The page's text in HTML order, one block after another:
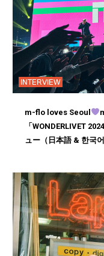
INTERVIEW
m-flo loves Seoul
「WONDERLIVET
ュー（日本語 & 한국어